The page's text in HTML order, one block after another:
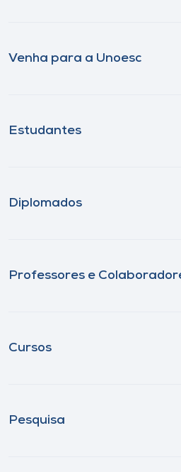
Venha para a Unoesc
Estudantes
Diplomados
Professores e
Cursos
Pesquisa